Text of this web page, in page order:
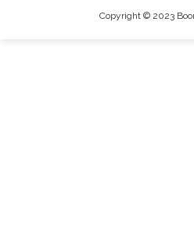
Copyright © 2023